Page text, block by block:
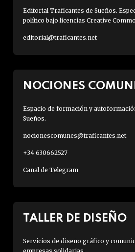
Editorial Traficantes de Sueños.
político bajo licencias Creative
editorial@traficantes.net
NOCIONES
Espacio de formación y
Sueños.
nocionescomunes@traficantes.net
+34 630662527
Canal de Telegram
TALLER DE DISEÑO
Servicios de diseño gráfico y